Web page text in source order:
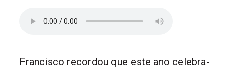
Francisco recordou que este ano celebra-